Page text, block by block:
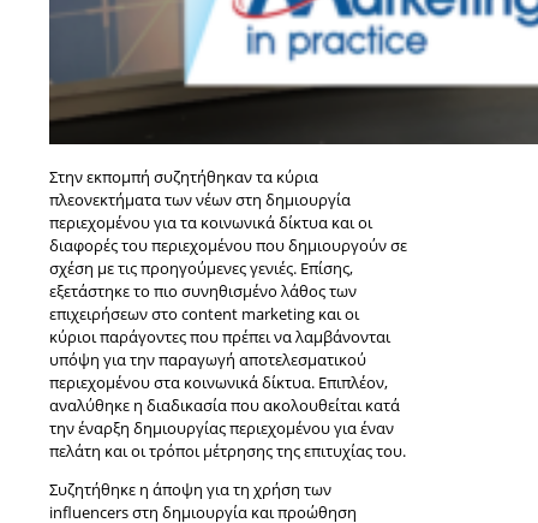
Στην εκπομπή συζητήθηκαν τα κύρια
πλεονεκτήματα των νέων στη δημιουργία
περιεχομένου για τα κοινωνικά δίκτυα και οι
διαφορές του περιεχομένου που δημιουργούν σε
σχέση με τις προηγούμενες γενιές. Επίσης,
εξετάστηκε το πιο συνηθισμένο λάθος των
επιχειρήσεων στο content marketing και οι
κύριοι παράγοντες που πρέπει να λαμβάνονται
υπόψη για την παραγωγή αποτελεσματικού
περιεχομένου στα κοινωνικά δίκτυα. Επιπλέον,
αναλύθηκε η διαδικασία που ακολουθείται κατά
την έναρξη δημιουργίας περιεχομένου για έναν
πελάτη και οι τρόποι μέτρησης της επιτυχίας του.
Συζητήθηκε η άποψη για τη χρήση των
influencers στη δημιουργία και προώθηση